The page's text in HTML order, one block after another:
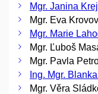
Mgr. Janina
Mgr. Eva
Mgr. Marie
Mgr. Ľuboš
Mgr. Pavla
Ing. Mgr.
Mgr. Věra